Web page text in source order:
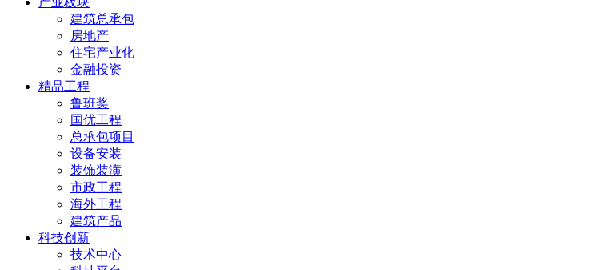
建筑总承包
房地产
住宅产业化
金融投资
精品工程
鲁班奖
国优工程
总承包项目
设备安装
装饰装潢
市政工程
海外工程
建筑产品
科技创新
技术中心